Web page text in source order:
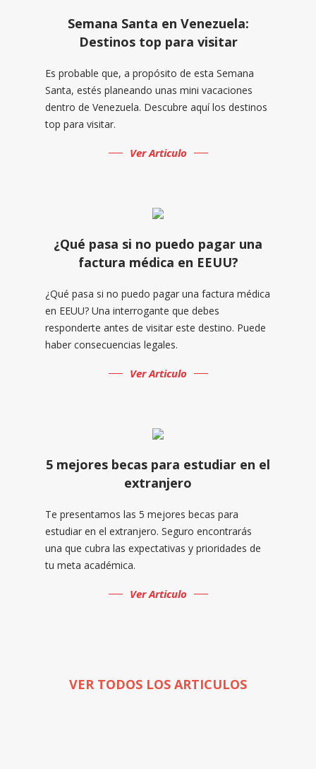
Semana Santa en Venezuela:
Destinos top para visitar
Es probable que, a propósito de esta Semana
Santa, estés planeando unas mini vacaciones
dentro de Venezuela. Descubre aquí los destinos
top para visitar.
Ver Articulo
¿Qué pasa si no puedo pagar una
factura médica en EEUU?
¿Qué pasa si no puedo pagar una factura médica
en EEUU? Una interrogante que debes
responderte antes de visitar este destino. Puede
haber consecuencias legales.
Ver Articulo
5 mejores becas para estudiar en el
extranjero
Te presentamos las 5 mejores becas para
estudiar en el extranjero. Seguro encontrarás
una que cubra las expectativas y prioridades de
tu meta académica.
Ver Articulo
VER TODOS LOS ARTICULOS